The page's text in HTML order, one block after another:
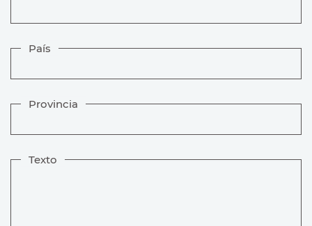
País
Provincia
Texto